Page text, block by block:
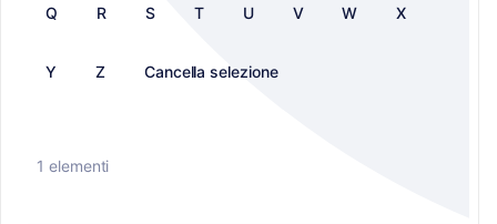
Q R S T U V W X
Y Z Cancella selezione
1 elementi